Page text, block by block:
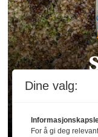
Med sin brede
våpen for
Dine valg:
For å gi deg